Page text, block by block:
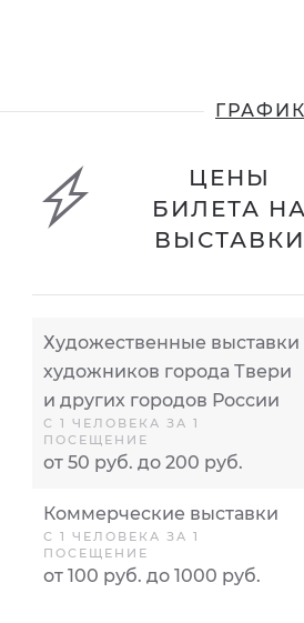
ЦЕНЫ
БИЛЕТА НА
ВЫСТАВКИ
Художественные выставки
художников города Твери
и других городов России
С 1 ЧЕЛОВЕКА ЗА 1
ПОСЕЩЕНИЕ
от 50 руб. до 200 руб.
Коммерческие выставки
С 1 ЧЕЛОВЕКА ЗА 1
ПОСЕЩЕНИЕ
от 100 руб. до 1000 руб.